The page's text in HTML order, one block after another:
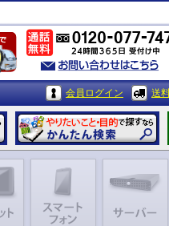
会員ログイン 送